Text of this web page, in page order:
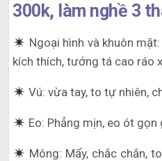
300k, làm nghề 3
Ngoại hình và khuôn
kích thích, tướng tá cao ráo
Vú: vừa tay, to tự nhiên,
Eo: Phẳng mịn, eo ót
Mông: Mẩy, chắc chắn,